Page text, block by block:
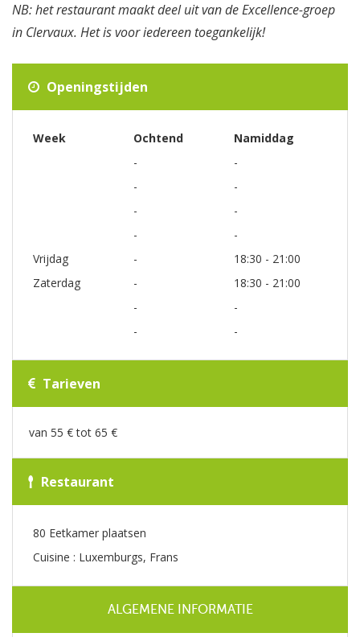
NB: het restaurant maakt deel uit van de Excellence-groep
in Clervaux. Het is voor iedereen toegankelijk!
Openingstijden
Week Ochtend
Namiddag
-
-
-
-
-
-
-
-
Vrijdag
-
18:30 - 21:00
Zaterdag
-
18:30 - 21:00
-
-
-
-
Tarieven
van 55 € tot 65 €
Restaurant
80 Eetkamer plaatsen
Cuisine : Luxemburgs, Frans
ALGEMENE INFORMATIE